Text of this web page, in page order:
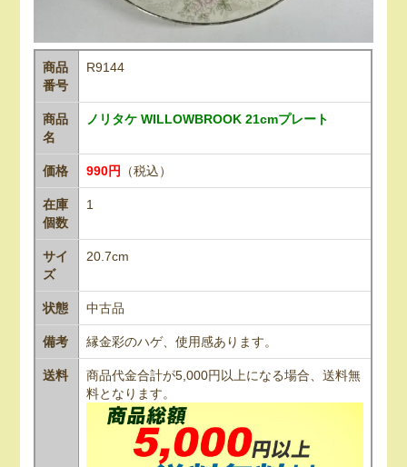
商品
番号
R9144
商品
名
ノリタケ WILLOWBROOK 21cmプレート
価格 990円 （税込）
在庫
個数
1
サイ
ズ
20.7cm
状態 中古品
備考 縁金彩のハゲ、使用感あります。
送料
商品代金合計が5,000円以上になる場合、送料無
料となります。